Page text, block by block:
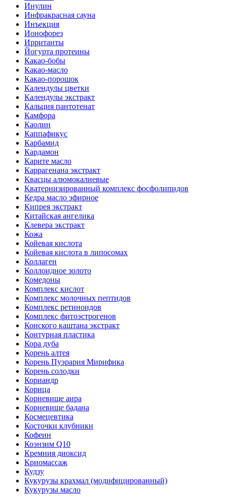
Инулин
Инфракрасная сауна
Инъекция
Ионофорез
Ирританты
Йогурта протеины
Какао-бобы
Какао-масло
Какао-порошок
Календулы цветки
Календулы экстракт
Кальция пантотенат
Камфора
Каолин
Каппафикус
Карбамид
Кардамон
Карите масло
Каррагенана экстракт
Квасцы алюмокалиевые
Кватернизированный комплекс фосфолипидов
Кедра масло эфирное
Кипрея экстракт
Китайская ангелика
Клевера экстракт
Кожа
Койевая кислота
Койевая кислота в липосомах
Коллаген
Коллоидное золото
Комедоны
Комплекс кислот
Комплекс молочных пептидов
Комплекс ретиноидов
Комплекс фитоэстрогенов
Конского каштана экстракт
Контурная пластика
Кора дуба
Корень алтея
Корень Пуэрария Мирифика
Корень солодки
Кориандр
Корица
Корневище аира
Корневище бадана
Космецевтика
Косточки клубники
Кофеин
Коэнзим Q10
Кремния диоксид
Криомассаж
Кудзу
Кукурузы крахмал (модифицированный)
Кукурузы масло